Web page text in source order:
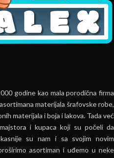
godine kao mala porodična firma
materijala šrafovske robe,
materijala i boja i lakova. Tada već
i kupaca koji su počeli da
su nam i sa svojim novim
asortiman i uđemo u neke